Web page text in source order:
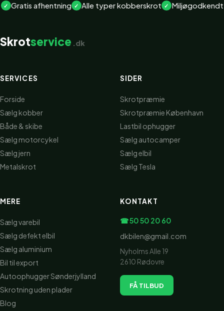
Gratis afhentning Alle typer kobberskrot Miljøgodkendt
Skrotservice .dk
SERVICES
Forside
Sælg kobber
Både & skibe
Sælg motorcykel
Sælg jern
Metalskrot
SIDER
Skrotpræmie
Skrotpræmie København
Lastbil ophugger
Sælg autocamper
Sælg elbil
Sælg Tesla
MERE
Sælg varebil
Sælg defekt elbil
Sælg aluminium
Bil til export
Autoophugger Sønderjylland
Skrotning uden plader
Blog
KONTAKT
☎ 50 50 20 60
dkbilen@gmail.com
Nyholms Alle 19
2610 Rødovre
FÅ TILBUD